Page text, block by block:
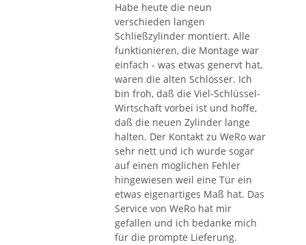
Habe heute die neun
verschieden langen
Schließzylinder montiert. Alle
funktionieren, die Montage war
einfach - was etwas genervt hat,
waren die alten Schlösser. Ich
bin froh, daß die Viel-Schlüssel-
Wirtschaft vorbei ist und hoffe,
daß die neuen Zylinder lange
halten. Der Kontakt zu WeRo war
sehr nett und ich wurde sogar
auf einen möglichen Fehler
hingewiesen weil eine Tür ein
etwas eigenartiges Maß hat. Das
Service von WeRo hat mir
gefallen und ich bedanke mich
für die prompte Lieferung.